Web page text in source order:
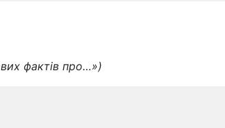
фактів про…»)